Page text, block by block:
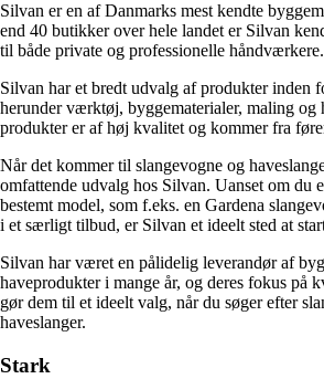
Silvan er en af Danmarks mest kendte
end 40 butikker over hele landet er Silvan
til både private og professionelle håndværkere.
Silvan har et bredt udvalg af produkter inden
herunder værktøj, byggematerialer, maling og
produkter er af høj kvalitet og kommer fra
Når det kommer til slangevogne og
omfattende udvalg hos Silvan. Uanset om du
bestemt model, som f.eks. en Gardena
i et særligt tilbud, er Silvan et ideelt sted at
Silvan har været en pålidelig leverandør af
haveprodukter i mange år, og deres fokus på
gør dem til et ideelt valg, når du søger efter
haveslanger.
Stark